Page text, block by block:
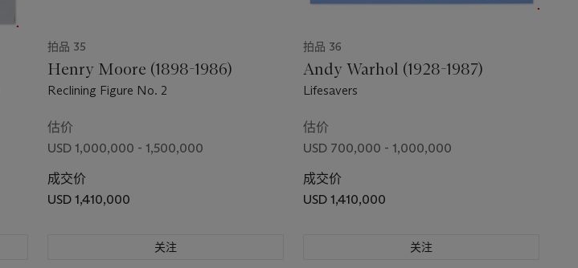
拍品 35
Henry Moore (1898-1986)
Reclining Figure No. 2
估价
USD 1,000,000 - 1,500,000
成交价
USD 1,410,000
关注
拍品 36
Andy Warhol (1928-1987)
Lifesavers
估价
USD 700,000 - 1,000,000
成交价
USD 1,410,000
关注